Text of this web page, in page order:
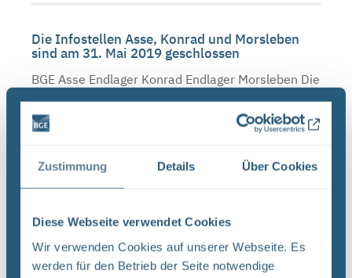
Zustimmung Details Über Cookies
Diese Webseite verwendet Cookies
Wir verwenden Cookies auf unserer Webseite. Es
werden für den Betrieb der Seite notwendige
Die Infostellen Asse, Konrad und Morsleben
sind am 31. Mai 2019 geschlossen
BGE Asse Endlager Konrad Endlager Morsleben Die
Infostellen Asse , Konrad und Morsleben bleiben
am Freitag, den 31. Mai 2019, geschlossen. Ab
dem 3. Juni 2019 öffnen die Infostellen wieder zu
Infostellen am 3. und 4. Oktober 2019
BGE Asse Endlager Konrad Endlager Morsleben Die